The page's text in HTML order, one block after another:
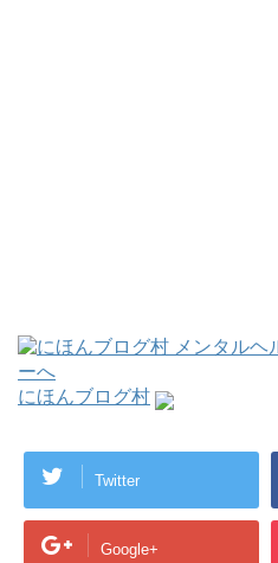
にほんブログ村
Twitter
Google+